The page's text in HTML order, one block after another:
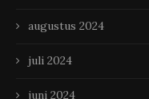
augustus 2024
juli 2024
juni 2024